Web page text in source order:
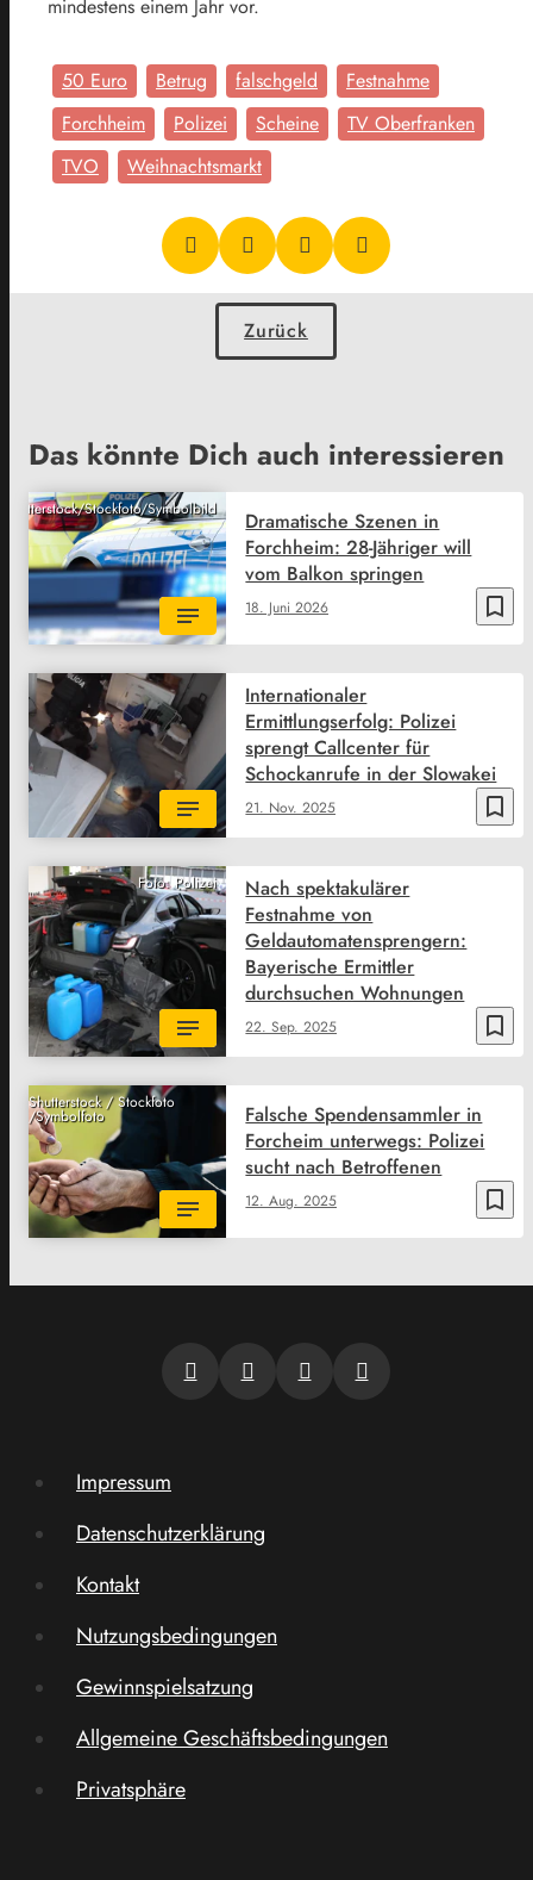
mindestens einem Jahr vor.
50 Euro Betrug falschgeld
Festnahme
Forchheim
Polizei Scheine
TV Oberfranken
TVO
Weihnachtsmarkt
Zurück
Das könnte Dich auch interessieren
Shutterstock/Stockfoto/Symbolbild
bookmark_border
18. Juni 2026
Dramatische Szenen in
Forchheim: 28-Jähriger will
vom Balkon springen
bookmark_border
21. Nov. 2025
Internationaler
Ermittlungserfolg: Polizei
sprengt Callcenter für
Schockanrufe in der Slowakei
Foto: Polizei
bookmark_border
22. Sep. 2025
Nach spektakulärer
Festnahme von
Geldautomatensprengern:
Bayerische Ermittler
durchsuchen Wohnungen
Shutterstock / Stockfoto
/Symbolfoto
bookmark_border
12. Aug. 2025
Falsche Spendensammler in
Forcheim unterwegs: Polizei
sucht nach Betroffenen
Impressum
Datenschutzerklärung
Kontakt
Nutzungsbedingungen
Gewinnspielsatzung
Allgemeine Geschäftsbedingungen
Privatsphäre